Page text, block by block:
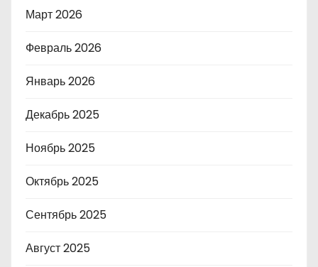
Март 2026
Февраль 2026
Январь 2026
Декабрь 2025
Ноябрь 2025
Октябрь 2025
Сентябрь 2025
Август 2025